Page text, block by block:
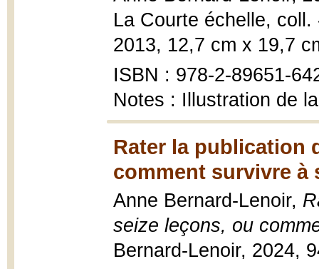
La Courte échelle,
2013, 12,7 cm x 19,7
ISBN : 978-2-89651-
Notes : Illustration de
Rater la publication
comment survivre à
Anne Bernard-Lenoir,
seize leçons, ou
Bernard-Lenoir, 2024,